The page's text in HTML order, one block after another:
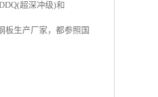
超深冲级)和
板生产厂家，都参照国